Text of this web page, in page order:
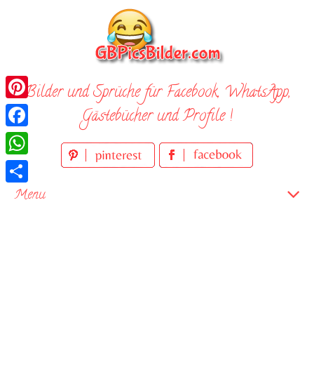
Bilder und Sprüche für Facebook, WhatsApp,
Gästebücher und Profile !
Menu
Pinterest
Facebook
WhatsApp
Teilen